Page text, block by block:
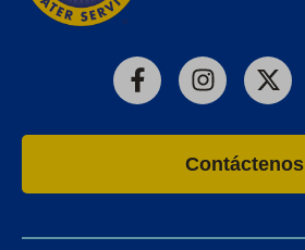
FacebookInstagram
X
Contáctenos